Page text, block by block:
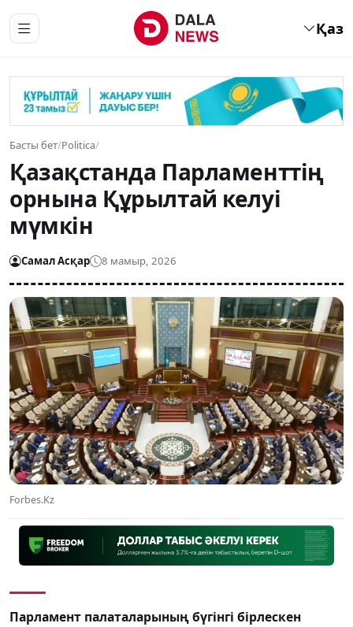
Қаз
Басты бет/Politica/
Қазақстанда Парламенттің
орнына Құрылтай келуі
мүмкін
Самал Асқар 8 мамыр, 2026
Forbes.Kz
Парламент палаталарының бүгінгі бірлескен